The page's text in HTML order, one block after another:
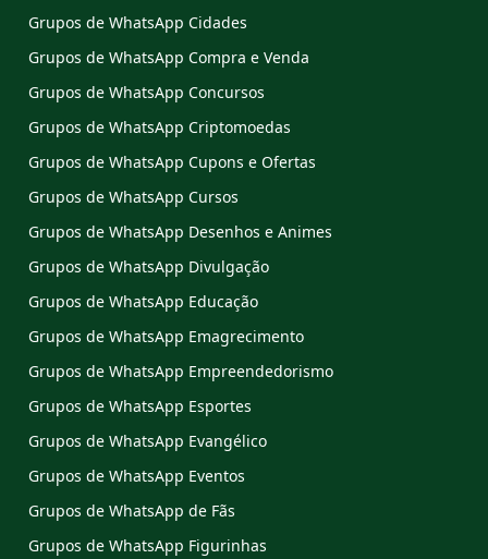
Grupos de WhatsApp Cidades
Grupos de WhatsApp Compra e Venda
Grupos de WhatsApp Concursos
Grupos de WhatsApp Criptomoedas
Grupos de WhatsApp Cupons e Ofertas
Grupos de WhatsApp Cursos
Grupos de WhatsApp Desenhos e Animes
Grupos de WhatsApp Divulgação
Grupos de WhatsApp Educação
Grupos de WhatsApp Emagrecimento
Grupos de WhatsApp Empreendedorismo
Grupos de WhatsApp Esportes
Grupos de WhatsApp Evangélico
Grupos de WhatsApp Eventos
Grupos de WhatsApp de Fãs
Grupos de WhatsApp Figurinhas